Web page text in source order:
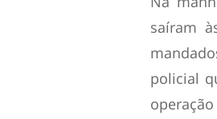
saíram
policial